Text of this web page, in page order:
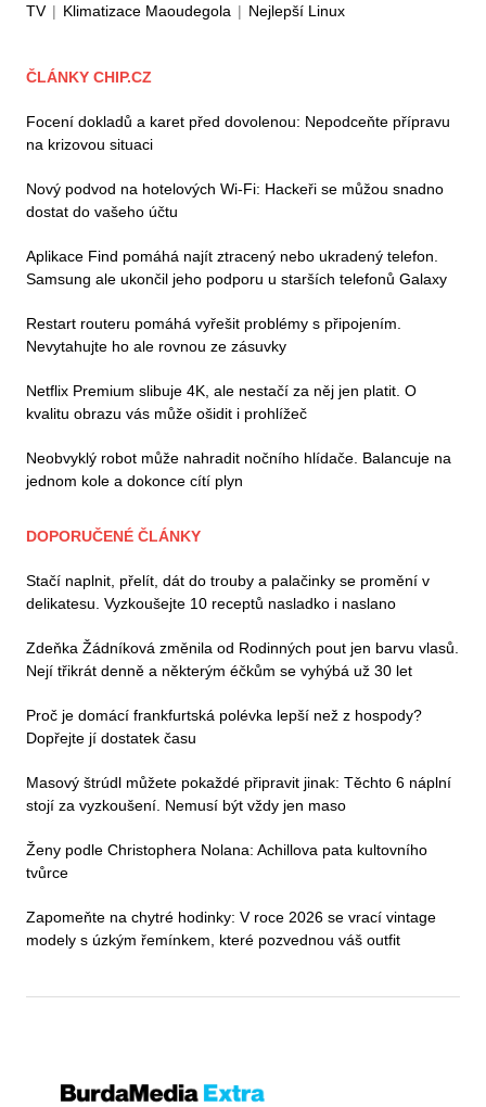
TV | Klimatizace Maoudegola | Nejlepší Linux
ČLÁNKY CHIP.CZ
Focení dokladů a karet před dovolenou: Nepodceňte přípravu
na krizovou situaci
Nový podvod na hotelových Wi-Fi: Hackeři se můžou snadno
dostat do vašeho účtu
Aplikace Find pomáhá najít ztracený nebo ukradený telefon.
Samsung ale ukončil jeho podporu u starších telefonů Galaxy
Restart routeru pomáhá vyřešit problémy s připojením.
Nevytahujte ho ale rovnou ze zásuvky
Netflix Premium slibuje 4K, ale nestačí za něj jen platit. O
kvalitu obrazu vás může ošidit i prohlížeč
Neobvyklý robot může nahradit nočního hlídače. Balancuje na
jednom kole a dokonce cítí plyn
DOPORUČENÉ ČLÁNKY
Stačí naplnit, přelít, dát do trouby a palačinky se promění v
delikatesu. Vyzkoušejte 10 receptů nasladko i naslano
Zdeňka Žádníková změnila od Rodinných pout jen barvu vlasů.
Nejí třikrát denně a některým éčkům se vyhýbá už 30 let
Proč je domácí frankfurtská polévka lepší než z hospody?
Dopřejte jí dostatek času
Masový štrúdl můžete pokaždé připravit jinak: Těchto 6 náplní
stojí za vyzkoušení. Nemusí být vždy jen maso
Ženy podle Christophera Nolana: Achillova pata kultovního
tvůrce
Zapomeňte na chytré hodinky: V roce 2026 se vrací vintage
modely s úzkým řemínkem, které pozvednou váš outfit